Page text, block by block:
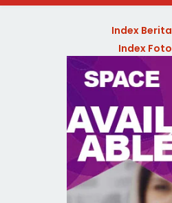
Index Berita
Index Foto